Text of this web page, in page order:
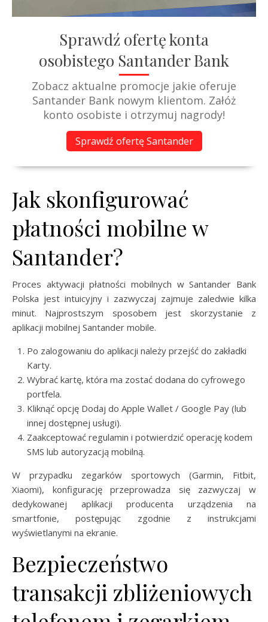
Sprawdź ofertę konta
osobistego Santander Bank
Zobacz aktualne promocje jakie oferuje
Santander Bank nowym klientom. Załóż
konto osobiste i otrzymuj nagrody!
Sprawdź ofertę Santander
Jak skonfigurować
płatności mobilne w
Santander?
Proces aktywacji płatności mobilnych w Santander Bank
Polska jest intuicyjny i zazwyczaj zajmuje zaledwie kilka
minut. Najprostszym sposobem jest skorzystanie z
aplikacji mobilnej Santander mobile.
Po zalogowaniu do aplikacji należy przejść do zakładki
Karty.
Wybrać kartę, która ma zostać dodana do cyfrowego
portfela.
Kliknąć opcję Dodaj do Apple Wallet / Google Pay (lub
innej dostępnej usługi).
Zaakceptować regulamin i potwierdzić operację kodem
SMS lub autoryzacją mobilną.
W przypadku zegarków sportowych (Garmin, Fitbit,
Xiaomi), konfigurację przeprowadza się zazwyczaj w
dedykowanej aplikacji producenta urządzenia na
smartfonie, postępując zgodnie z instrukcjami
wyświetlanymi na ekranie.
Bezpieczeństwo
transakcji zbliżeniowych